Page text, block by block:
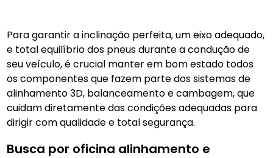
Para garantir a inclinação perfeita, um eixo adequado,
e total equilíbrio dos pneus durante a condução de
seu veículo, é crucial manter em bom estado todos
os componentes que fazem parte dos sistemas de
alinhamento 3D, balanceamento e cambagem, que
cuidam diretamente das condições adequadas para
dirigir com qualidade e total segurança.
Busca por oficina alinhamento e